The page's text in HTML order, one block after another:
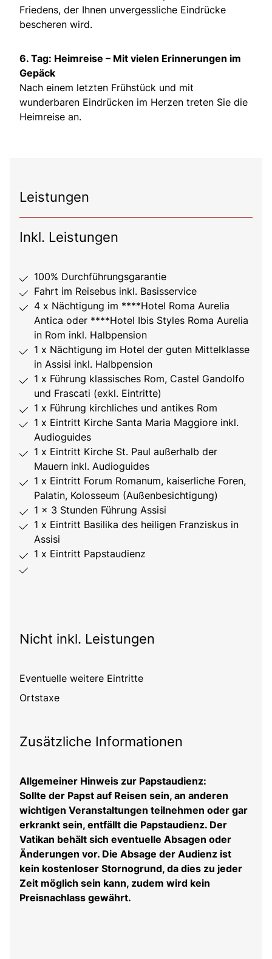
Friedens, der Ihnen unvergessliche Eindrücke
bescheren wird.
6. Tag: Heimreise – Mit vielen Erinnerungen im
Gepäck
Nach einem letzten Frühstück und mit
wunderbaren Eindrücken im Herzen treten Sie die
Heimreise an.
Leistungen
Inkl. Leistungen
100% Durchführungsgarantie
Fahrt im Reisebus inkl. Basisservice
4 x Nächtigung im ****Hotel Roma Aurelia
Antica oder ****Hotel Ibis Styles Roma Aurelia
in Rom inkl. Halbpension
1 x Nächtigung im Hotel der guten Mittelklasse
in Assisi inkl. Halbpension
1 x Führung klassisches Rom, Castel Gandolfo
und Frascati (exkl. Eintritte)
1 x Führung kirchliches und antikes Rom
1 x Eintritt Kirche Santa Maria Maggiore inkl.
Audioguides
1 x Eintritt Kirche St. Paul außerhalb der
Mauern inkl. Audioguides
1 x Eintritt Forum Romanum, kaiserliche Foren,
Palatin, Kolosseum (Außenbesichtigung)
1 x 3 Stunden Führung Assisi
1 x Eintritt Basilika des heiligen Franziskus in
Assisi
1 x Eintritt Papstaudienz
Nicht inkl. Leistungen
Eventuelle weitere Eintritte
Ortstaxe
Zusätzliche Informationen
Allgemeiner Hinweis zur Papstaudienz:
Sollte der Papst auf Reisen sein, an anderen
wichtigen Veranstaltungen teilnehmen oder gar
erkrankt sein, entfällt die Papstaudienz. Der
Vatikan behält sich eventuelle Absagen oder
Änderungen vor. Die Absage der Audienz ist
kein kostenloser Stornogrund, da dies zu jeder
Zeit möglich sein kann, zudem wird kein
Preisnachlass gewährt.